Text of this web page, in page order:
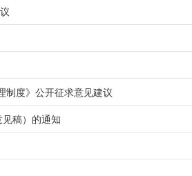
制度》公开征求意见建议
稿）的通知